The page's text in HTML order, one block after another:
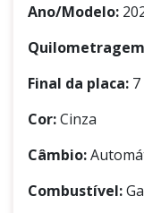
Ano/Modelo:
Final da placa: 7
Cor:Cinza
Câmbio:
Combustível: